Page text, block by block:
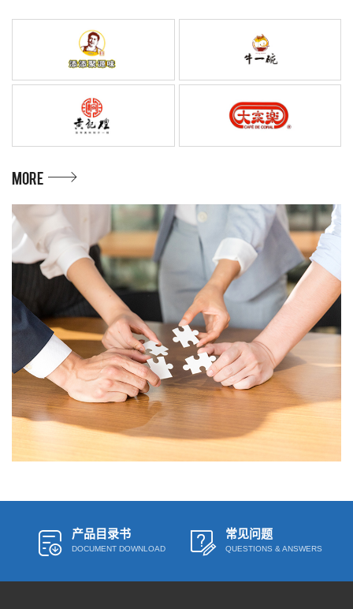
MORE
产品目录书
DOCUMENT DOWNLOAD
常见问题
QUESTIONS & ANSWERS